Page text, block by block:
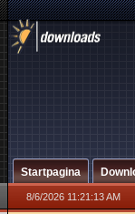
Startpagina
8/6/2026 11:21:13 AM